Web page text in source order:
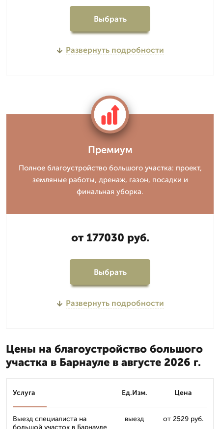
Выбрать
Развернуть подробности
Премиум
Полное благоустройство большого участка: проект,
земляные работы, дренаж, газон, посадки и
финальная уборка.
от 177030 руб.
Выбрать
Развернуть подробности
Цены на благоустройство большого
участка в Барнауле в августе 2026 г.
Услуга Ед.Изм. Цена
Выезд специалиста на
большой участок в Барнауле
выезд от 2529 руб.